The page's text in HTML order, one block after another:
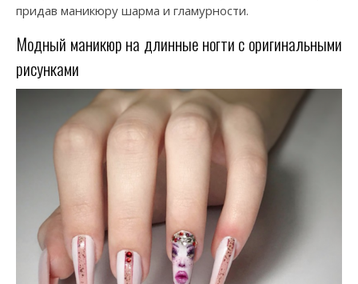
придав маникюру шарма и гламурности.
Модный маникюр на длинные ногти с оригинальными
рисунками